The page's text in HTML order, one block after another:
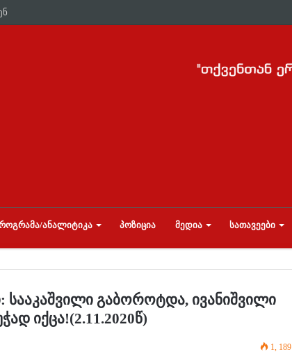
ᲐᲜᲐᲚᲘᲢᲘᲙᲐ ᲞᲝᲖᲘᲪᲘᲐ ᲛᲔᲓᲘᲐ ᲡᲐᲗᲐᲕᲔᲔᲑᲘ
სააკაშვილი გაბოროტდა, ივანიშვილი
იქცა!(2.11.2020წ)
1, 189